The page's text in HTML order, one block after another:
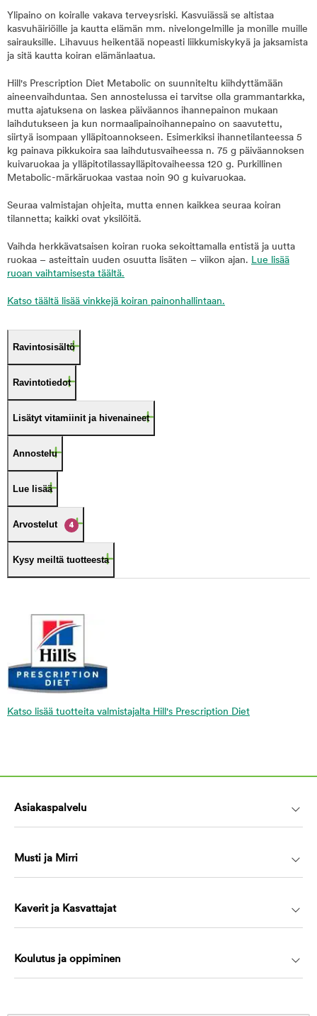
Ylipaino on koiralle vakava terveysriski. Kasvuiässä se altistaa
kasvuhäiriöille ja kautta elämän mm. nivelongelmille ja monille muille
sairauksille. Lihavuus heikentää nopeasti liikkumiskykyä ja jaksamista
ja sitä kautta koiran elämänlaatua.
Hill's Prescription Diet Metabolic on suunniteltu kiihdyttämään
aineenvaihduntaa. Sen annostelussa ei tarvitse olla grammantarkka,
mutta ajatuksena on laskea päiväannos ihannepainon mukaan
laihdutukseen ja kun normaalipainoihannepaino on saavutettu,
siirtyä isompaan ylläpitoannokseen. Esimerkiksi ihannetilanteessa 5
kg painava pikkukoira saa laihdutusvaiheessa n. 75 g päiväannoksen
kuivaruokaa ja ylläpitotilassaylläpitovaiheessa 120 g. Purkillinen
Metabolic-märkäruokaa vastaa noin 90 g kuivaruokaa.
Seuraa valmistajan ohjeita, mutta ennen kaikkea seuraa koiran
tilannetta; kaikki ovat yksilöitä.
Vaihda herkkävatsaisen koiran ruoka sekoittamalla entistä ja uutta
ruokaa – asteittain uuden osuutta lisäten – viikon ajan. Lue lisää
ruoan vaihtamisesta täältä.
Katso täältä lisää vinkkejä koiran painonhallintaan.
Ravintosisältö
Ravintotiedot
Lisätyt vitamiinit ja hivenaineet
Annostelu
Lue lisää
Arvostelut 4
Kysy meiltä tuotteesta
Katso lisää tuotteita valmistajalta Hill's Prescription Diet
Asiakaspalvelu
Musti ja Mirri
Kaverit ja Kasvattajat
Koulutus ja oppiminen